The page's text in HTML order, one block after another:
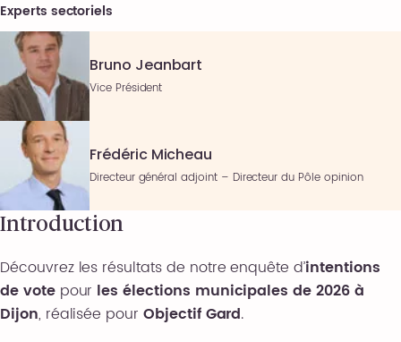
Introduction
Découvrez les résultats de notre enquête d’intentions
de vote pour les élections municipales de 2026 à
Dijon, réalisée pour Objectif Gard.
Experts sectoriels
Bruno Jeanbart
Vice Président
Frédéric Micheau
Directeur général adjoint – Directeur du Pôle opinion